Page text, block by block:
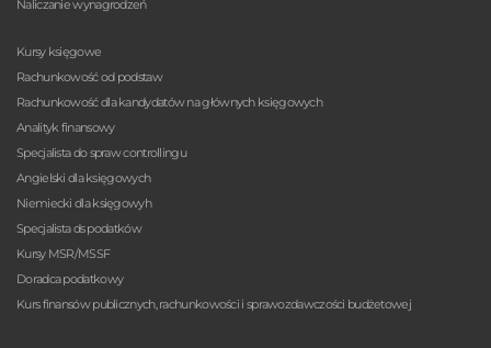
Naliczanie wynagrodzeń
Kursy księgowe
Rachunkowość od podstaw
Rachunkowość dla kandydatów na głównych księgowych
Analityk finansowy
Specjalista do spraw controllingu
Angielski dla księgowych
Niemiecki dla księgowyh
Specjalista ds podatków
Kursy MSR/MSSF
Doradca podatkowy
Kurs finansów publicznych, rachunkowości i sprawozdawczości budżetowej